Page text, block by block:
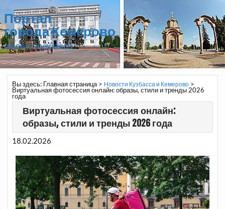
Портал
города Кемерово
и всего Кузбасса
Вы здесь: Главная страница> Новости Кузбасса и Кемерово>
Виртуальная фотосессия онлайн: образы, стили и тренды 2026
года
Виртуальная фотосессия онлайн:
образы, стили и тренды 2026 года
18.02.2026